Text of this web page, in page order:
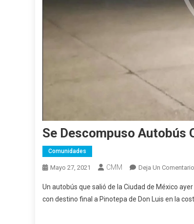
Se Descompuso Autobús
Comunidades
Mayo 27, 2021 CMM Deja Un Comentario
Un autobús que salió de la Ciudad de México
con destino final a Pinotepa de Don Luis en la